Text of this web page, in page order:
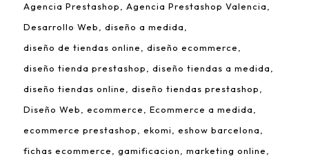
Agencia Prestashop
Agencia Prestashop Valencia
Desarrollo Web
diseño a medida
diseño de tiendas online
diseño ecommerce
diseño tienda prestashop
diseño tiendas a medida
diseño tiendas online
diseño tiendas prestashop
Diseño Web
ecommerce
Ecommerce a medida
ecommerce prestashop
ekomi
eshow barcelona
fichas ecommerce
gamificacion
marketing online